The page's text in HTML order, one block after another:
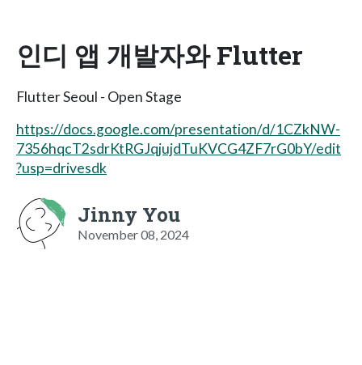
인디 앱 개발자와 Flutter
Flutter Seoul - Open Stage
https://docs.google.com/presentation/d/1CZkNW-
7356hqcT2sdrKtRGJqjujdTuKVCG4ZF7rG0bY/edit
?usp=drivesdk
Jinny You
November 08, 2024